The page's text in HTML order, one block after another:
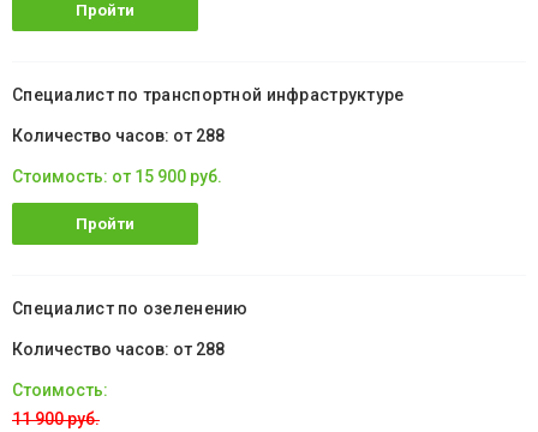
Пройти
Специалист по транспортной инфраструктуре
от 288
от 15 900 руб.
Пройти
Специалист по озеленению
от 288
11 900 руб.